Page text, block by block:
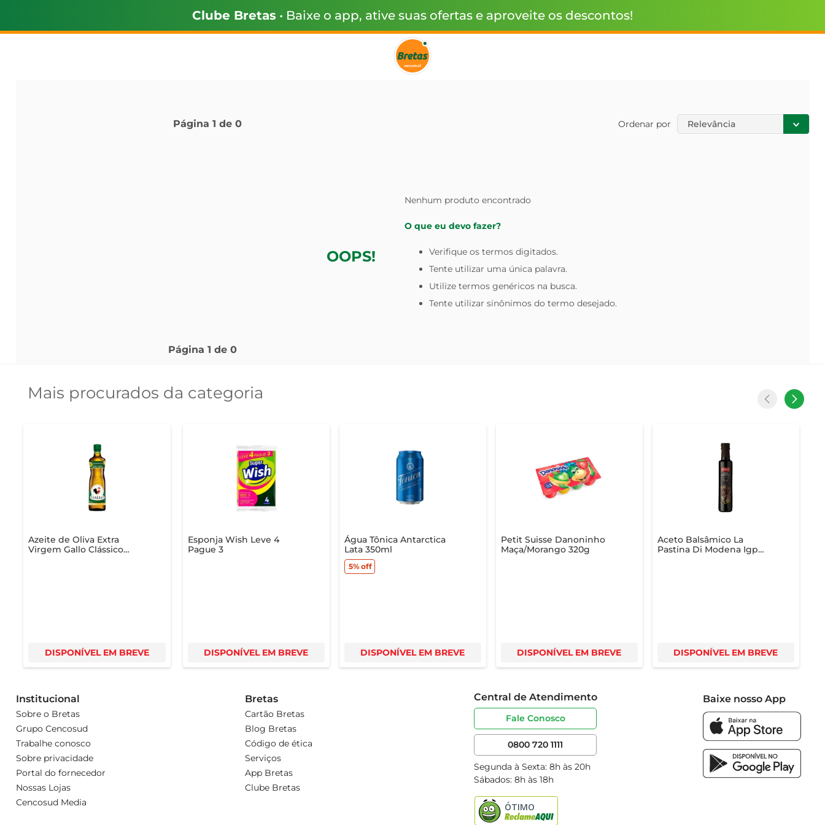
Clube Bretas • Baixe o app, ative suas ofertas e aproveite os descontos!
Página 1 de 0 Ordenar por Relevância
OOPS!
Nenhum produto encontrado
O que eu devo fazer?
Verifique os termos digitados.
Tente utilizar uma única palavra.
Utilize termos genéricos na busca.
Tente utilizar sinônimos do termo desejado.
Página 1 de 0
Mais procurados da categoria
Azeite de Oliva Extra
Virgem Gallo Clássico
DISPONÍVEL EM BREVE
Esponja Wish Leve 4
Pague 3
DISPONÍVEL EM BREVE
Água Tônica Antarctica
Lata 350ml
5%off
DISPONÍVEL EM BREVE
Petit Suisse Danoninho
Maça/Morango 320g
DISPONÍVEL EM BREVE
Aceto Balsâmico La
Pastina Di Modena Igp
DISPONÍVEL EM BREVE
Institucional
Sobre o Bretas
Grupo Cencosud
Trabalhe conosco
Sobre privacidade
Portal do fornecedor
Nossas Lojas
Cencosud Media
Bretas
Cartão Bretas
Blog Bretas
Código de ética
Serviços
App Bretas
Clube Bretas
Central de Atendimento
Fale Conosco
0800 720 1111
Segunda à Sexta: 8h às 20h
Sábados: 8h às 18h
Baixe nosso App